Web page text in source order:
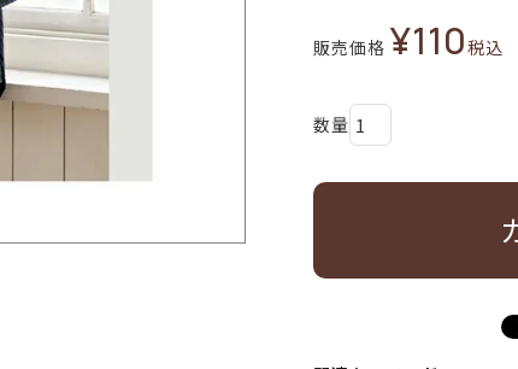
販売価格 ¥110税込